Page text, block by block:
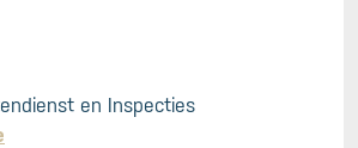
en Inspecties